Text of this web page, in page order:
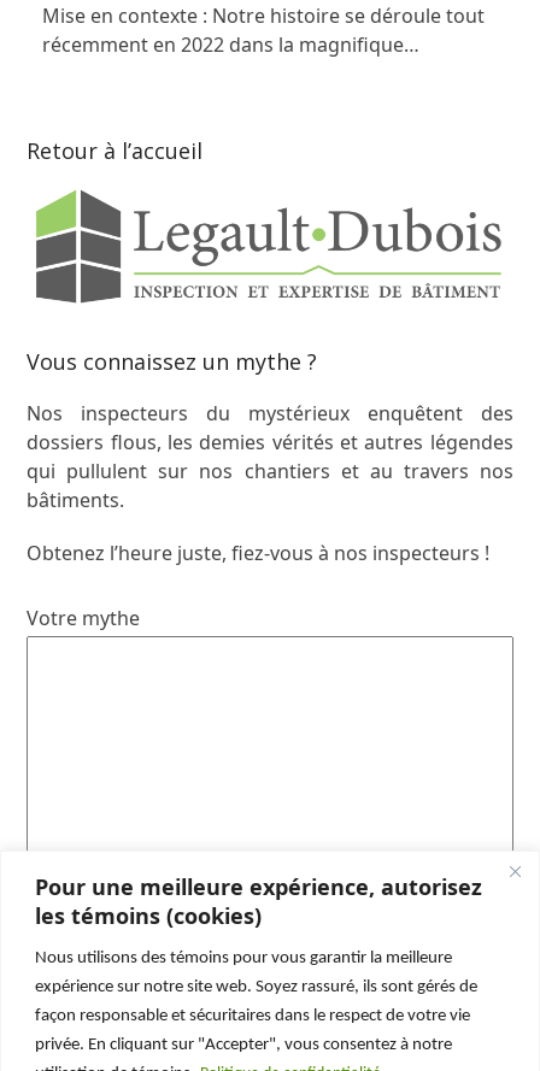
Pour une meilleure expérience, autorisez
les témoins (cookies)
Nous utilisons des témoins pour vous garantir la meilleure
expérience sur notre site web. Soyez rassuré, ils sont gérés de
façon responsable et sécuritaires dans le respect de votre vie
privée. En cliquant sur "Accepter", vous consentez à notre
Mise en contexte : Notre histoire se déroule tout
récemment en 2022 dans la magnifique…
Retour à l’accueil
Vous connaissez un mythe ?
Nos inspecteurs du mystérieux enquêtent des
dossiers flous, les demies vérités et autres légendes
qui pullulent sur nos chantiers et au travers nos
bâtiments.
Obtenez l’heure juste, fiez-vous à nos inspecteurs !
Votre mythe
Abonnez-vous et ne manquez rien !
N’oubliez pas de vous abonner à notre page
Facebook ou à notre chaîne Youtube